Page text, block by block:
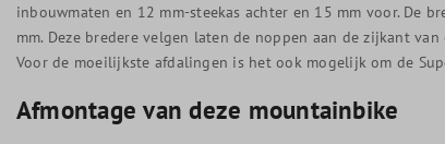
inbouwmaten en 12 mm-steekas achter en 15 mm voor. De
mm. Deze bredere velgen laten de noppen aan de zijkant
Voor de moeilijkste afdalingen is het ook mogelijk om de
Afmontage van deze mountainbike